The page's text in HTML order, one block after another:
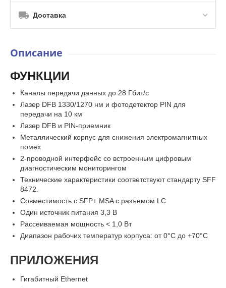
Доставка
Описание
ФУНКЦИИ
Каналы передачи данных до 28 Гбит/с
Лазер DFB 1330/1270 нм и фотодетектор PIN для
передачи на 10 км
Лазер DFB и PIN-приемник
Металлический корпус для снижения электромагнитных
помех
2-проводной интерфейс со встроенным цифровым
диагностическим мониторингом
Технические характеристики соответствуют стандарту SFF
8472.
Совместимость с SFP+ MSA с разъемом LC
Один источник питания 3,3 В
Рассеиваемая мощность < 1,0 Вт
Диапазон рабочих температур корпуса: от 0°C до +70°C
ПРИЛОЖЕНИЯ
Гигабитный Ethernet